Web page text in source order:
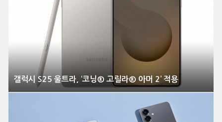
갤럭시 S25 울트라, ‘코닝® 고릴라® 아머 2’ 적용